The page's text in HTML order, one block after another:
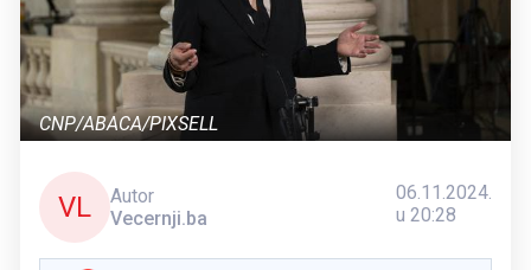
CNP/ABACA/PIXSELL
VL
Autor
Vecernji.ba
06.11.2024.
u 20:28